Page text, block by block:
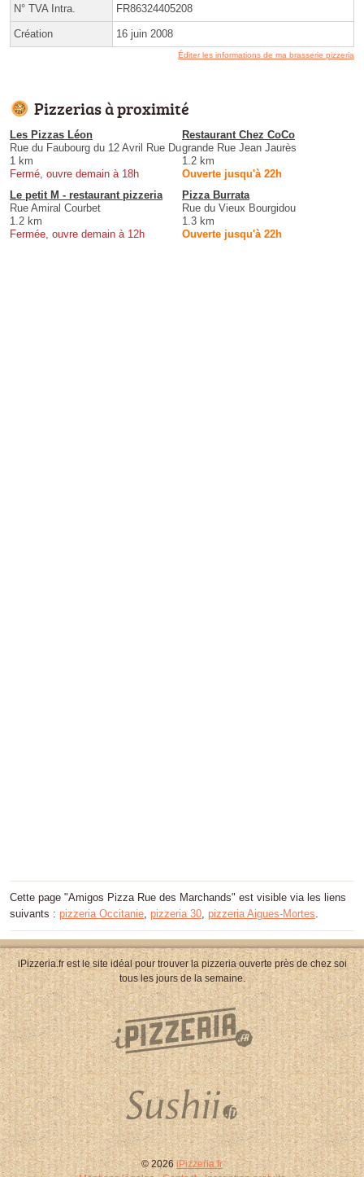
N° TVA Intra. FR86324405208
Création 16 juin 2008
Éditer les informations de ma brasserie pizzeria
Pizzerias à proximité
Les Pizzas Léon
Rue du Faubourg du 12 Avril Rue Du
1 km
Fermé, ouvre demain à 18h
Restaurant Chez CoCo
grande Rue Jean Jaurès
1.2 km
Ouverte jusqu'à 22h
Le petit M - restaurant pizzeria
Rue Amiral Courbet
1.2 km
Fermée, ouvre demain à 12h
Pizza Burrata
Rue du Vieux Bourgidou
1.3 km
Ouverte jusqu'à 22h
Cette page "Amigos Pizza Rue des Marchands" est visible via les liens
suivants : pizzeria Occitanie pizzeria 30 pizzeria Aigues-Mortes
iPizzeria.fr est le site idéal pour trouver la pizzeria ouverte près de chez soi
tous les jours de la semaine.
© 2026 iPizzeria.fr